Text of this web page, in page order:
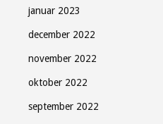
januar 2023
december 2022
november 2022
oktober 2022
september 2022